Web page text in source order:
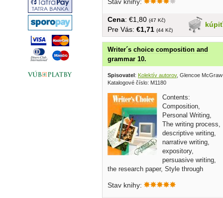
kúpiť
Cena: €1,80 (47 Kč)
Pre Vás: €1,71 (44 Kč)
Writer´s choice composition and
grammar 10.
Spisovatel: Kolektív autorov, Glencoe
Katalogové číslo: M1180
Contents:
Composition,
Personal Writing,
The writing process,
descriptive writing,
narrative writing,
expository,
persuasive writing,
the research paper, Style through
Stav knihy: